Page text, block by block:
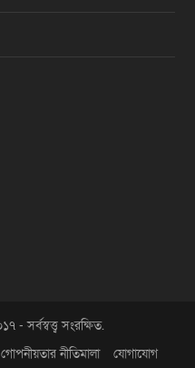
- সর্বস্বত্ত্ব সংরক্ষিত.
গোপনীয়তার নীতিমালা যোগাযোগ